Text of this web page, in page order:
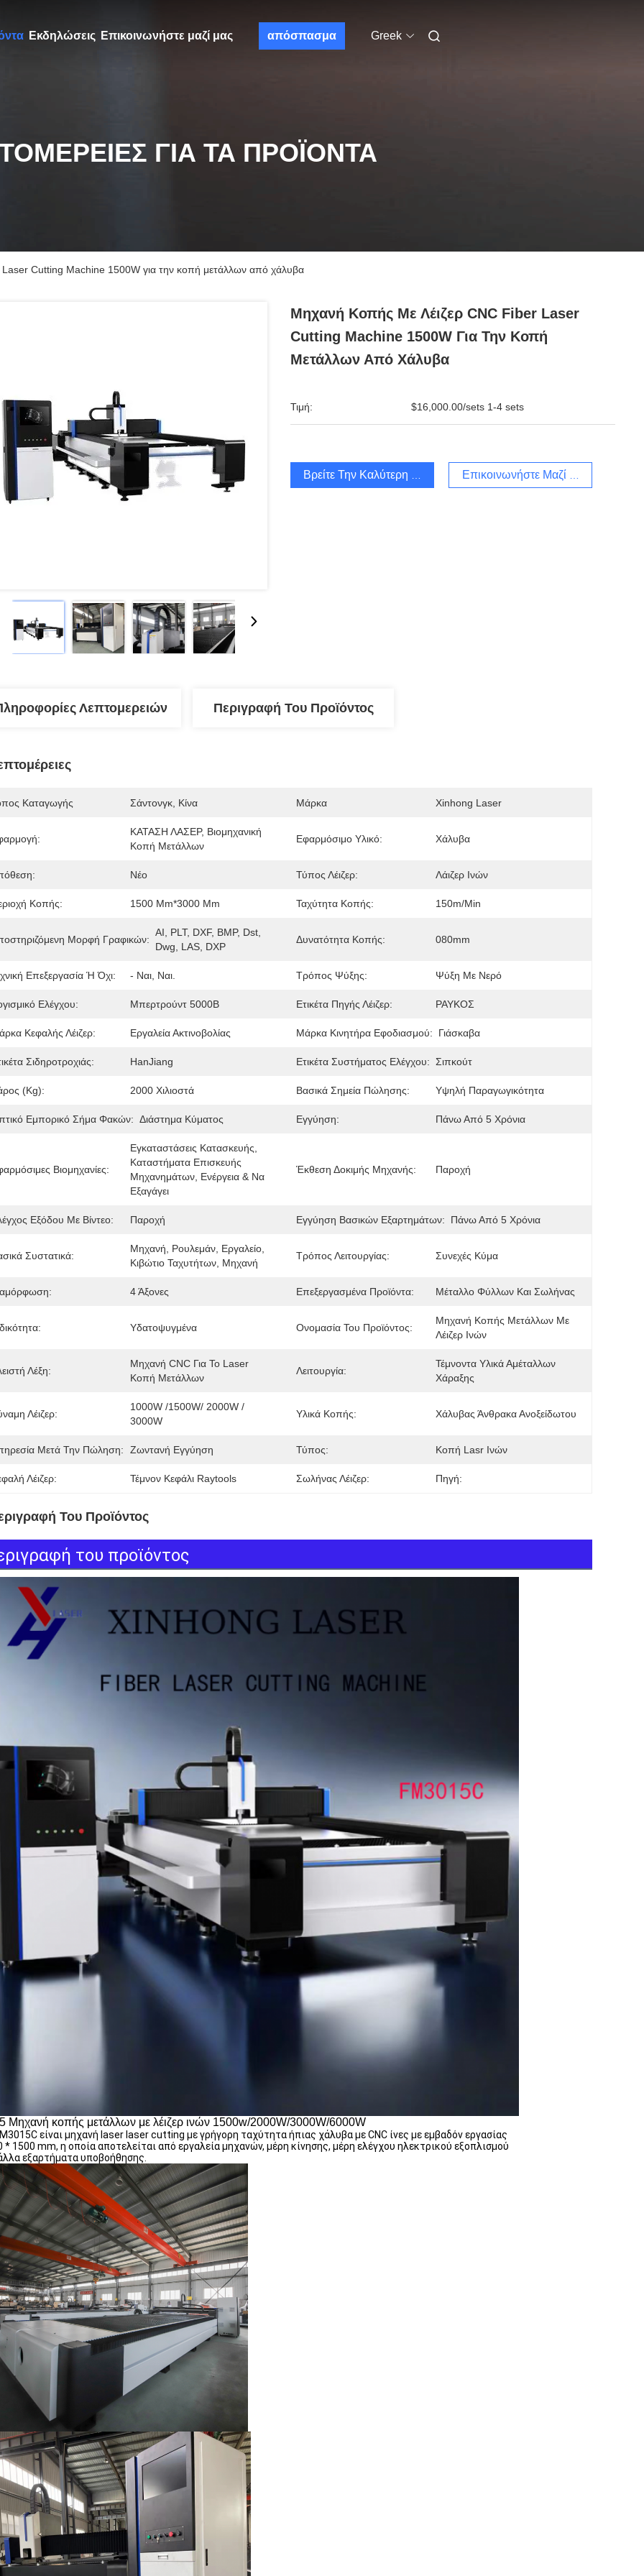
Εκδηλώσεις Επικοινωνήστε μαζί μας απόσπασμα Greek
ΓΙΑ ΤΑ ΠΡΟΪΌΝΤΑ
Cutting Machine 1500W για την κοπή μετάλλων από χάλυβα
Μηχανή Κοπής Με Λέιζερ CNC Fiber Laser
Cutting Machine 1500W Για Την Κοπή
Μετάλλων Από Χάλυβα
Τιμή: $16,000.00/sets 1-4 sets
Βρείτε Την Καλύτερη Τιμή Επικοινωνήστε Μαζί Μας
Λεπτομερειών Περιγραφή Του Προϊόντος
Καταγωγής Σάντονγκ, Κίνα Μάρκα Xinhong Laser
ΚΑΤΑΣΗ ΛΑΣΕΡ, Βιομηχανική
Κοπή Μετάλλων
Εφαρμόσιμο Υλικό: Χάλυβα
Νέο Τύπος Λέιζερ: Λάιζερ Ινών
Κοπής: 1500 Mm*3000 Mm Ταχύτητα Κοπής: 150m/min
Μορφή Γραφικών:
AI, PLT, DXF, BMP, Dst,
Dwg, LAS, DXP
Δυνατότητα Κοπής: 080mm
Επεξεργασία Ή Όχι: - Ναι, Ναι. Τρόπος Ψύξης: Ψύξη Με Νερό
Ελέγχου: Μπερτρούντ 5000Β Ετικέτα Πηγής Λέιζερ: ΡΑΥΚΟΣ
Κεφαλής Λέιζερ: Εργαλεία Ακτινοβολίας Μάρκα Κινητήρα Εφοδιασμού: Γιάσκαβα
Σιδηροτροχιάς: HanJiang Ετικέτα Συστήματος Ελέγχου: Σιπκούτ
(kg): 2000 Χιλιοστά Βασικά Σημεία Πώλησης: Υψηλή Παραγωγικότητα
Εμπορικό Σήμα Φακών: Διάστημα Κύματος Εγγύηση: Πάνω Από 5 Χρόνια
Βιομηχανίες:
Εγκαταστάσεις Κατασκευής,
Καταστήματα Επισκευής
Μηχανημάτων, Ενέργεια & Να
Εξαγάγει
Έκθεση Δοκιμής Μηχανής: Παροχή
Εξόδου Με Βίντεο: Παροχή Εγγύηση Βασικών Εξαρτημάτων: Πάνω Από 5 Χρόνια
Συστατικά:
Μηχανή, Ρουλεμάν, Εργαλείο,
Κιβώτιο Ταχυτήτων, Μηχανή
Τρόπος Λειτουργίας: Συνεχές Κύμα
4 Άξονες Επεξεργασμένα Προϊόντα: Μέταλλο Φύλλων Και Σωλήνας
Υδατοψυγμένα Ονομασία Του Προϊόντος:
Μηχανή Κοπής Μετάλλων Με
Λέιζερ Ινών
Λέξη:
Μηχανή CNC Για Το Laser
Κοπή Μετάλλων
Λειτουργία:
Τέμνοντα Υλικά Αμέταλλων
Χάραξης
Λέιζερ:
1000W /1500W/ 2000W /
3000W
Υλικά Κοπής: Χάλυβας Άνθρακα Ανοξείδωτου
Μετά Την Πώληση: Ζωντανή Εγγύηση Τύπος: Κοπή Lasr Ινών
Λέιζερ: Τέμνον Κεφάλι Raytools Σωλήνας Λέιζερ: Πηγή:
Του Προϊόντος
του προϊόντος
Μηχανή κοπής μετάλλων με λέιζερ ινών 1500w/2000W/3000W/6000W
είναι μηχανή laser laser cutting με γρήγορη ταχύτητα ήπιας χάλυβα με CNC ίνες με εμβαδόν εργασίας
* 1500 mm, η οποία αποτελείται από εργαλεία μηχανών, μέρη κίνησης, μέρη ελέγχου ηλεκτρικού εξοπλισμού
εξαρτήματα υποβοήθησης.